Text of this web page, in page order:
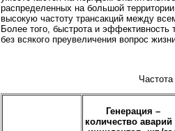
распределенных на большой
высокую частоту трансакций между
Более того, быстрота и эффективность
без всякого преувеличения вопрос
Генерация –
количество аварий